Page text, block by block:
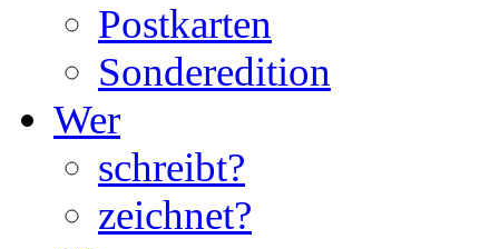
Postkarten
Sonderedition
Wer
schreibt?
zeichnet?